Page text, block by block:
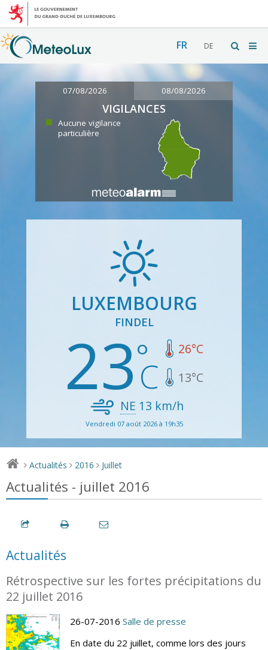
FR DE
07/08/2026 08/08/2026
VIGILANCES
Aucune vigilance
particulière
LUXEMBOURG
FINDEL
23 26°C
13°C
NE 13 km/h
Vendredi 07 août 2026 à 19h35
> Actualités > 2016 > Juillet
Actualités - juillet 2016
Actualités
Rétrospective sur les fortes précipitations du
22 juillet 2016
26-07-2016 Salle de presse
En date du 22 juillet, comme lors des jours